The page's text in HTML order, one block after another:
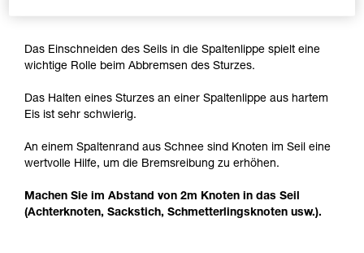
Das Einschneiden des Seils in die Spaltenlippe spielt eine
wichtige Rolle beim Abbremsen des Sturzes.
Das Halten eines Sturzes an einer Spaltenlippe aus hartem
Eis ist sehr schwierig.
An einem Spaltenrand aus Schnee sind Knoten im Seil eine
wertvolle Hilfe, um die Bremsreibung zu erhöhen.
Machen Sie im Abstand von 2m Knoten in das Seil
(Achterknoten, Sackstich, Schmetterlingsknoten usw.).